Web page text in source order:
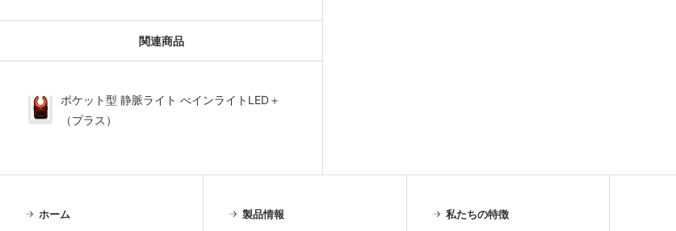
関連商品
ポケット型 静脈ライト べインライトLED＋
（プラス）
ホーム 製品情報 私たちの特徴